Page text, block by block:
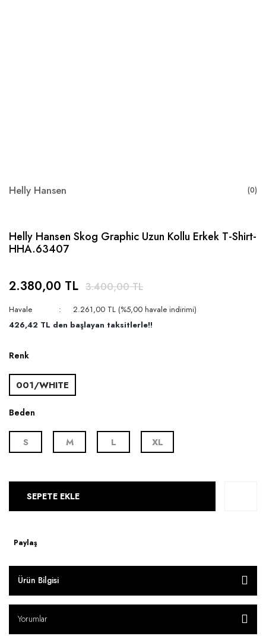
Helly Hansen (0)
Helly Hansen Skog Graphic Uzun Kollu Erkek T-Shirt-
HHA.63407
2.380,00 TL 3.400,00 TL
Havale
2.261,00 TL (%5,00 havale indirimi)
426,42 TL den başlayan taksitlerle!!
Renk
001/WHITE
Beden
S M L XL
SEPETE EKLE
Paylaş
Ürün Bilgisi
Yorumlar